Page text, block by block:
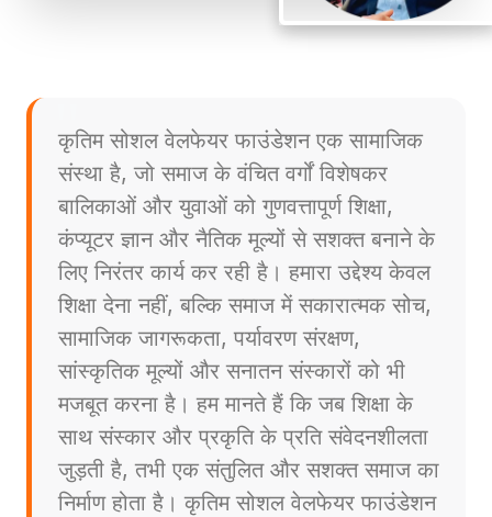
कृतिम सोशल वेलफेयर फाउंडेशन एक सामाजिक
संस्था है, जो समाज के वंचित वर्गों विशेषकर
बालिकाओं और युवाओं को गुणवत्तापूर्ण शिक्षा,
कंप्यूटर ज्ञान और नैतिक मूल्यों से सशक्त बनाने के
लिए निरंतर कार्य कर रही है। हमारा उद्देश्य केवल
शिक्षा देना नहीं, बल्कि समाज में सकारात्मक सोच,
सामाजिक जागरूकता, पर्यावरण संरक्षण,
सांस्कृतिक मूल्यों और सनातन संस्कारों को भी
मजबूत करना है। हम मानते हैं कि जब शिक्षा के
साथ संस्कार और प्रकृति के प्रति संवेदनशीलता
जुड़ती है, तभी एक संतुलित और सशक्त समाज का
निर्माण होता है। कृतिम सोशल वेलफेयर फाउंडेशन